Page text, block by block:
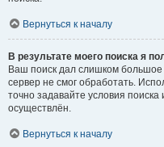
Вернуться к началу
В результате моего поиска я
Ваш поиск дал слишком большое
сервер не смог обработать.
точно задавайте условия
осуществлён.
Вернуться к началу